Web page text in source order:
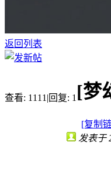
返回列表
查看: 1111 |回复: 1 [梦
[复制
发表于